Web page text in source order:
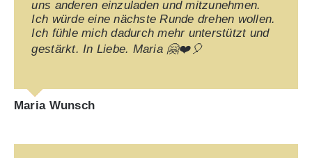
uns anderen einzuladen und mitzunehmen.
Ich würde eine nächste Runde drehen wollen.
Ich fühle mich dadurch mehr unterstützt und
gestärkt. In Liebe. Maria 🤗❤️🎈
Maria Wunsch